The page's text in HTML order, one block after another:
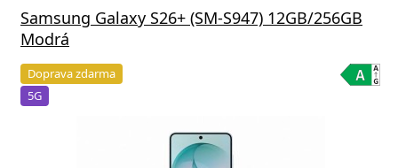
Samsung Galaxy S26+ (SM-S947) 12GB/256GB
Modrá
Doprava zdarma
5G